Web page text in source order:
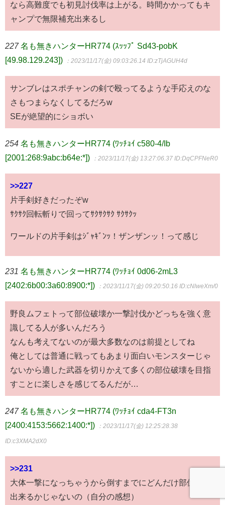
なら高難度でも初見討伐率は上がる。時間かかってもキ
ャンプで無限補充出来るし
227 名も無きハンターHR774 (ｽｯｯﾌﾟ Sd43-pobK
[49.98.129.243])
：2023/11/17(金) 09:03:26.14 ID:zTjAGUH4d
サンブレはスポチャンの剣で殴ってるような手応えのな
さもつまらなくしてるだろw
SEが絶望的にショボい
254 名も無きハンターHR774 (ﾜｯﾁｮｲ c580-4/Ib
[2001:268:9abc:b64e:*])
：2023/11/17(金) 13:27:06.37 ID:DqCPFNeR0
>>227
片手剣好きだったぞw
ｻｸｻｸ回転斬りで回ってｻｸｻｸｻｸ ｻｸｻｸｯ
ワールドの片手剣はｼﾞｬｷﾞﾝｯ！ザンザンッ！って感じ
231 名も無きハンターHR774 (ﾜｯﾁｮｲ 0d06-2mL3
[2402:6b00:3a60:8900:*])
：2023/11/17(金) 09:20:50.16 ID:cNlweXm/0
野良ムフェトって部位破壊か一撃討伐かどっちを強く意
識してる人が多いんだろう
なんも考えてないのが最大多数なのは前提としてね
俺としては普通に戦ってもあまり面白いモンスターじゃ
ないから適した武器を切りかえて多くの部位破壊を目指
すことに楽しさを感じてるんだが…
247 名も無きハンターHR774 (ﾜｯﾁｮｲ cda4-FT3n
[2400:4153:5662:1400:*])
：2023/11/17(金) 12:25:28.38
ID:c3XMA2dX0
>>231
大体一撃になっちゃうから倒すまでにどんだけ部位破壊
出来るかじゃないの（自分の感想）